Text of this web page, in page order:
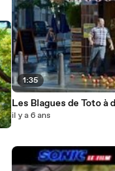
1:35
Les Blagues de Toto à
il y a 6 ans